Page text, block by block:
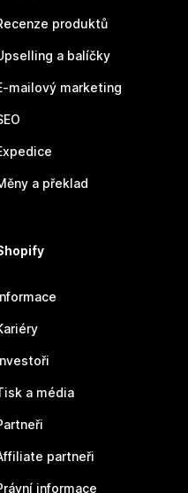
produktů
a balíčky
mailový marketing
a překlad
a média
partneři
informace